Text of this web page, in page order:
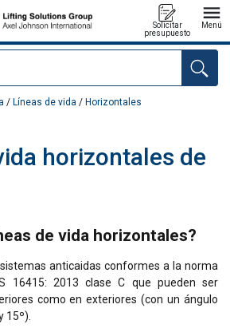
Solicitar
presupuesto
Menú
/ Líneas de vida / Horizontales
horizontales de
de vida horizontales?
anticaidas conformes a la norma
16415: 2013 clase C que pueden ser
como en exteriores (con un ángulo
15º).